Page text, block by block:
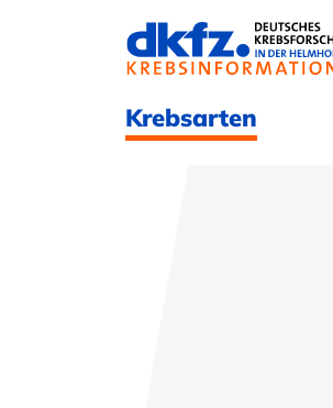
Krebsarten